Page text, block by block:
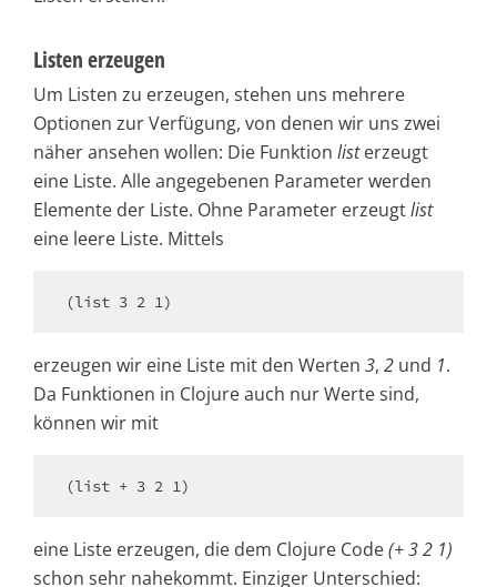
Listen erzeugen
Um Listen zu erzeugen, stehen uns mehrere
Optionen zur Verfügung, von denen wir uns zwei
näher ansehen wollen: Die Funktion listerzeugt
eine Liste. Alle angegebenen Parameter werden
Elemente der Liste. Ohne Parameter erzeugtlist
eine leere Liste. Mittels
(list 3 2 1)
erzeugen wir eine Liste mit den Werten 3, 2 und 1.
Da Funktionen in Clojure auch nur Werte sind,
können wir mit
(list + 3 2 1)
eine Liste erzeugen, die dem Clojure Code(+ 3 2 1)
schon sehr nahekommt. Einziger Unterschied: